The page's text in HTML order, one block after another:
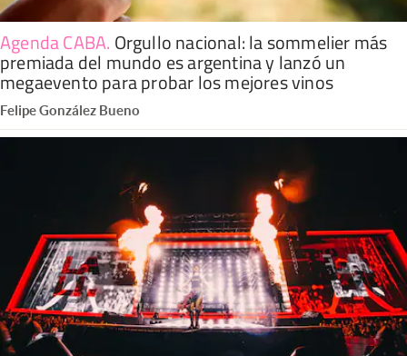
Agenda CABA. Orgullo nacional: la sommelier más
premiada del mundo es argentina y lanzó un
megaevento para probar los mejores vinos
Felipe González Bueno